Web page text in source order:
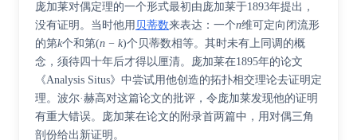
庞加莱对偶定理的一个形式最初由庞加莱于1893年提出，
没有证明。当时他用 贝蒂数来表达：一个n维可定向闭流形
的第k个和第(n − k)个贝蒂数相等。其时未有上同调的概
念，须待四十年后才得以厘清。庞加莱在1895年的论文
《Analysis Situs》中尝试用他创造的拓扑相交理论去证明定
理。 波尔·赫高对这篇论文的批评，令庞加莱发现他的证明
有重大错误。庞加莱在论文的附录首两篇中，用对偶三角
剖份给出新证明。